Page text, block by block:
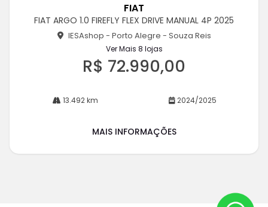
FIAT
FIAT ARGO 1.0 FIREFLY FLEX DRIVE MANUAL 4P 2025
IESAshop - Porto Alegre - Souza Reis
Ver Mais 8 lojas
R$ 72.990,00
13.492 km 2024/2025
MAIS INFORMAÇÕES